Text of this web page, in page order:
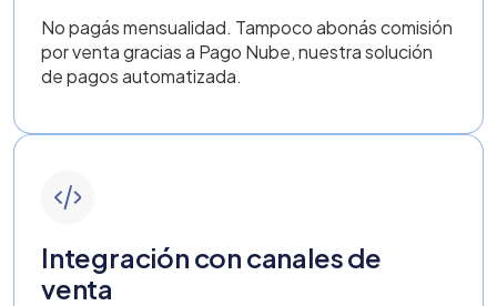
No pagás mensualidad. Tampoco abonás comisión
por venta gracias a Pago Nube, nuestra solución
de pagos automatizada.
Integración con canales de
venta